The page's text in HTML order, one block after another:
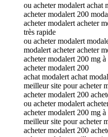
ou acheter modalert achat
acheter modalert 200
acheter modalert acheter
très rapide
ou acheter modalert
modalert acheter acheter
acheter modalert 200 mg
acheter modalert 200
achat modalert achat
meilleur site pour acheter
acheter modalert 200
ou acheter modalert
acheter modalert 200 mg
meilleur site pour acheter
acheter modalert 200